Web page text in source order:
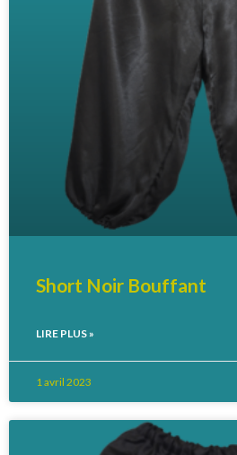
Short Noir Bouffant
LIRE PLUS »
1 avril 2023